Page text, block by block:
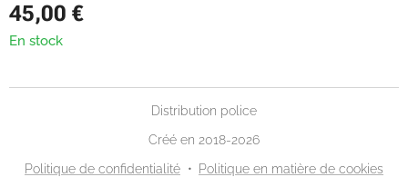
45,00 €
En stock
Distribution police
Créé en 2018-2026
Politique de confidentialité
Politique en matière de cookies